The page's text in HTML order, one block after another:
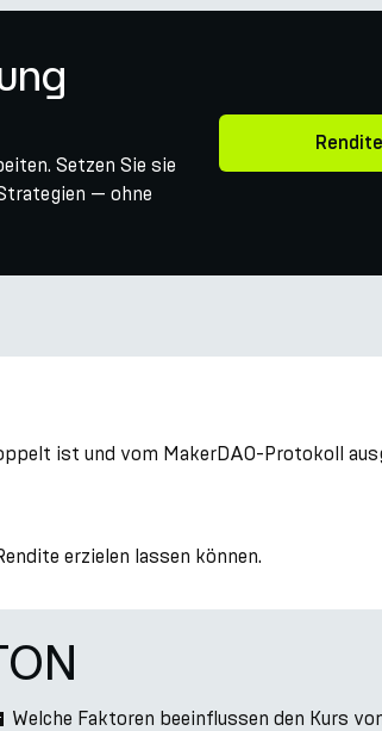
Setzen Sie sie
— ohne
ist und vom MakerDAO-Protokoll
erzielen lassen können.
Welche Faktoren beeinflussen den Kurs